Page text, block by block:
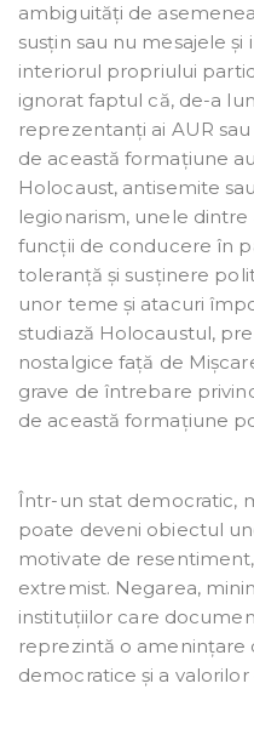
ambiguități de
susțin sau nu mesajele
interiorul propriului
ignorat faptul că, de-a
reprezentanți ai AUR
de această formațiune
Holocaust, antisemite
legionarism, unele
funcții de conducere în
toleranță și susținere
unor teme și atacuri
studiază Holocaustul,
nostalgice față de
grave de întrebare
de această formațiune
Într-un stat democratic,
poate deveni obiectul
motivate de
extremist. Negarea,
instituțiilor care
reprezintă o amenințare
democratice și a